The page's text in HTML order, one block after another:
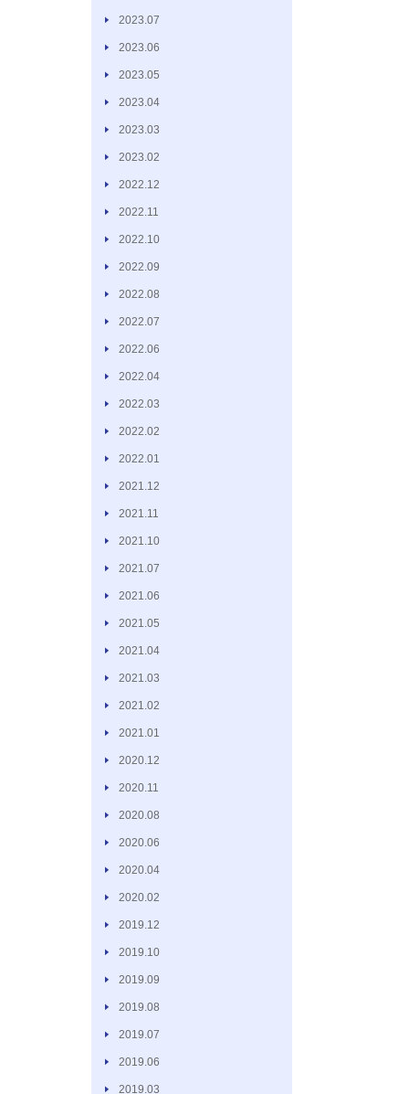
2023.07
2023.06
2023.05
2023.04
2023.03
2023.02
2022.12
2022.11
2022.10
2022.09
2022.08
2022.07
2022.06
2022.04
2022.03
2022.02
2022.01
2021.12
2021.11
2021.10
2021.07
2021.06
2021.05
2021.04
2021.03
2021.02
2021.01
2020.12
2020.11
2020.08
2020.06
2020.04
2020.02
2019.12
2019.10
2019.09
2019.08
2019.07
2019.06
2019.03